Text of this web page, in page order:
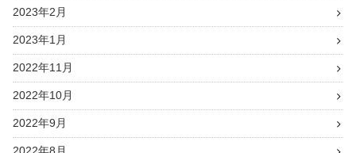
2023年2月
2023年1月
2022年11月
2022年10月
2022年9月